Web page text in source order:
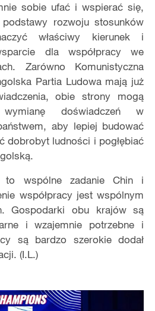
sobie ufać i wspierać się,
rozwoju stosunków
właściwy kierunek i
dla współpracy we
Zarówno Komunistyczna
Partia Ludowa mają już
obie strony mogą
doświadczeń w
aby lepiej budować
dobrobyt ludności i pogłębiać
to wspólne zadanie Chin i
współpracy jest wspólnym
Gospodarki obu krajów są
i wzajemnie potrzebne i
są bardzo szerokie dodał
(I.L.)